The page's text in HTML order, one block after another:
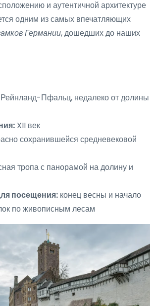
и аутентичной архитектуре
одним из самых впечатляющих
Германии, дошедших до наших
Рейнланд-Пфальц, недалеко от долины
XII век
сохранившейся средневековой
тропа с панорамой на долину и
посещения: конец весны и начало
по живописным лесам